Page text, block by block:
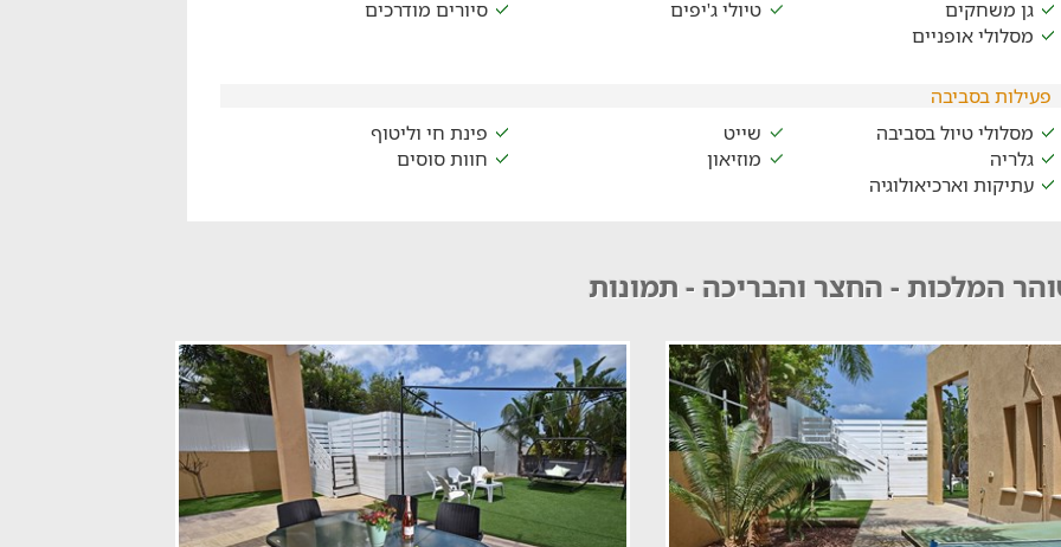
גן משחקים טיולי ג'יפים
סיורים מודרכים
מסלולי אופניים
פעילות בסביבה
מסלולי טיול בסביבה
שייט
פינת חי וליטוף
גלריה
מוזיאון
חוות סוסים
עתיקות וארכיאולוגיה
המלכות - החצר והבריכה - תמונות